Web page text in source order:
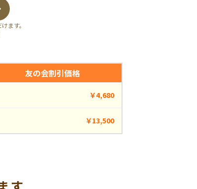
ます。
友の会割引価格
￥4,680
￥13,500